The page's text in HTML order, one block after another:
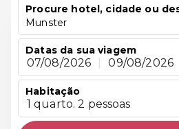
Procure hotel, cidade ou
Munster
Datas da sua viagem
07/08/2026 09/08/2026
Habitação
1 quarto. 2 pessoas